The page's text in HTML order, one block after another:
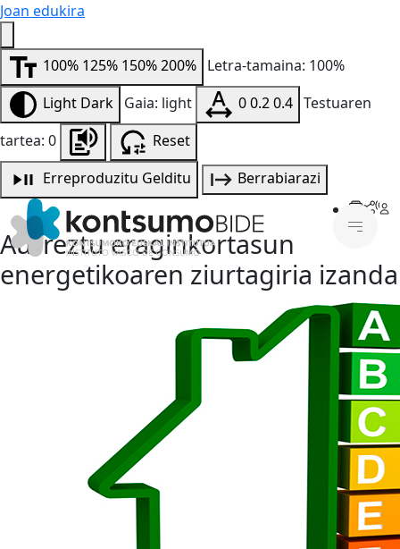
Joan edukira
100% 125% 150%200% Letra-tamaina: 100%
Light Dark Gaia: light 00.20.4 Testuaren
tartea: 0
Reset
Erreproduzitu Gelditu Berrabiarazi
Aurreztu eraginkortasun
energetikoaren ziurtagiria izanda